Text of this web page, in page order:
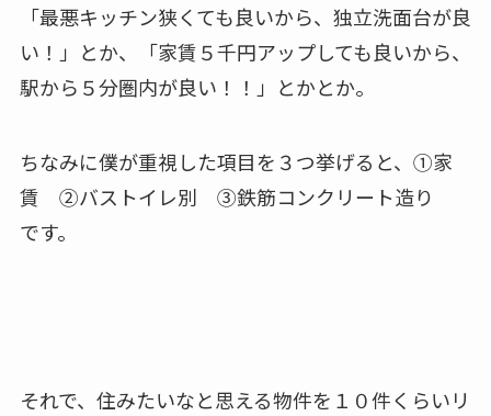
「最悪キッチン狭くても良いから、独立洗面台が良
い！」とか、「家賃５千円アップしても良いから、
駅から５分圏内が良い！！」とかとか。
ちなみに僕が重視した項目を３つ挙げると、①家
賃 ②バストイレ別 ③鉄筋コンクリート造り
です。
それで、住みたいなと思える物件を１０件くらいリ